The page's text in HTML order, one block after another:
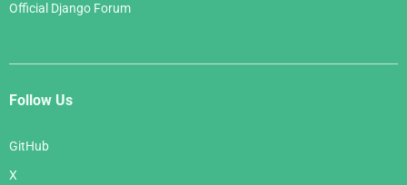
Official Django Forum
Follow Us
GitHub
X